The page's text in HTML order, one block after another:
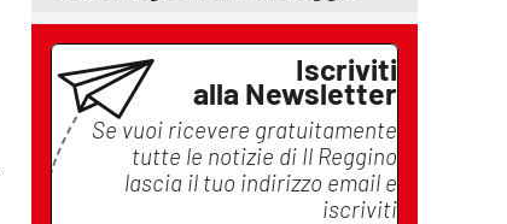
Iscriviti
alla Newsletter
Se vuoi ricevere gratuitamente
tutte le notizie di Il Reggino
lascia il tuo indirizzo email e
iscriviti